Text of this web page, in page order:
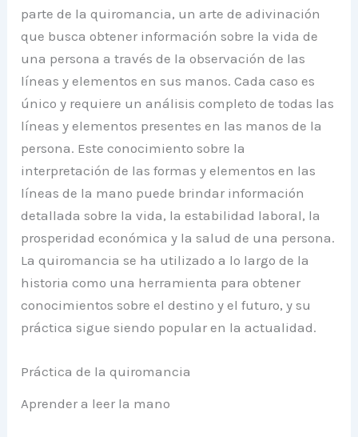
parte de la quiromancia, un arte de adivinación
que busca obtener información sobre la vida de
una persona a través de la observación de las
líneas y elementos en sus manos. Cada caso es
único y requiere un análisis completo de todas las
líneas y elementos presentes en las manos de la
persona. Este conocimiento sobre la
interpretación de las formas y elementos en las
líneas de la mano puede brindar información
detallada sobre la vida, la estabilidad laboral, la
prosperidad económica y la salud de una persona.
La quiromancia se ha utilizado a lo largo de la
historia como una herramienta para obtener
conocimientos sobre el destino y el futuro, y su
práctica sigue siendo popular en la actualidad.
Práctica de la quiromancia
Aprender a leer la mano